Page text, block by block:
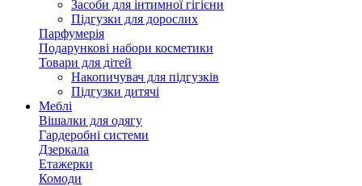
Засоби для інтимної гігієни
Підгузки для дорослих
Парфумерія
Подарункові набори косметики
Товари для дітей
Накопичувач для підгузків
Підгузки дитячі
Меблі
Вішалки для одягу
Гардеробні системи
Дзеркала
Етажерки
Комоди